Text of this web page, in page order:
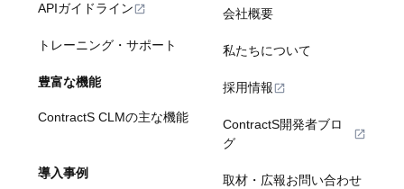
APIガイドライン
トレーニング・サポート
豊富な機能
ContractS CLMの主な機能
導入事例
会社概要
私たちについて
採用情報
ContractS開発者ブロ
グ
取材・広報お問い合わせ